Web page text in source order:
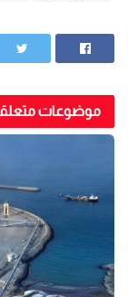
موضوعات